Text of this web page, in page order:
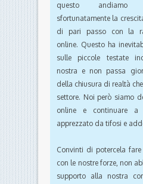
questo andiamo
sfortunatamente la
di pari passo con la
online. Questo ha
sulle piccole testate
nostra e non passa
della chiusura di realtà
settore. Noi però siamo
online e continuare a
apprezzato da tifosi e
Convinti di potercela
con le nostre forze, non
supporto alla nostra